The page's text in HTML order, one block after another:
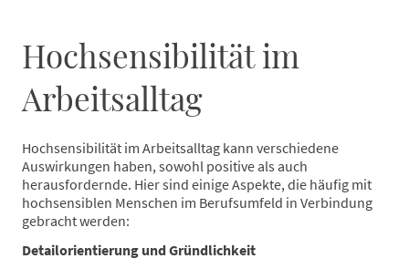
Hochsensibilität im
Arbeitsalltag
Hochsensibilität im Arbeitsalltag kann verschiedene
Auswirkungen haben, sowohl positive als auch
herausfordernde. Hier sind einige Aspekte, die häufig mit
hochsensiblen Menschen im Berufsumfeld in Verbindung
gebracht werden:
Detailorientierung und Gründlichkeit